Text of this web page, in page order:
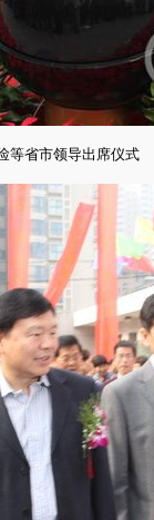
领导出席仪式